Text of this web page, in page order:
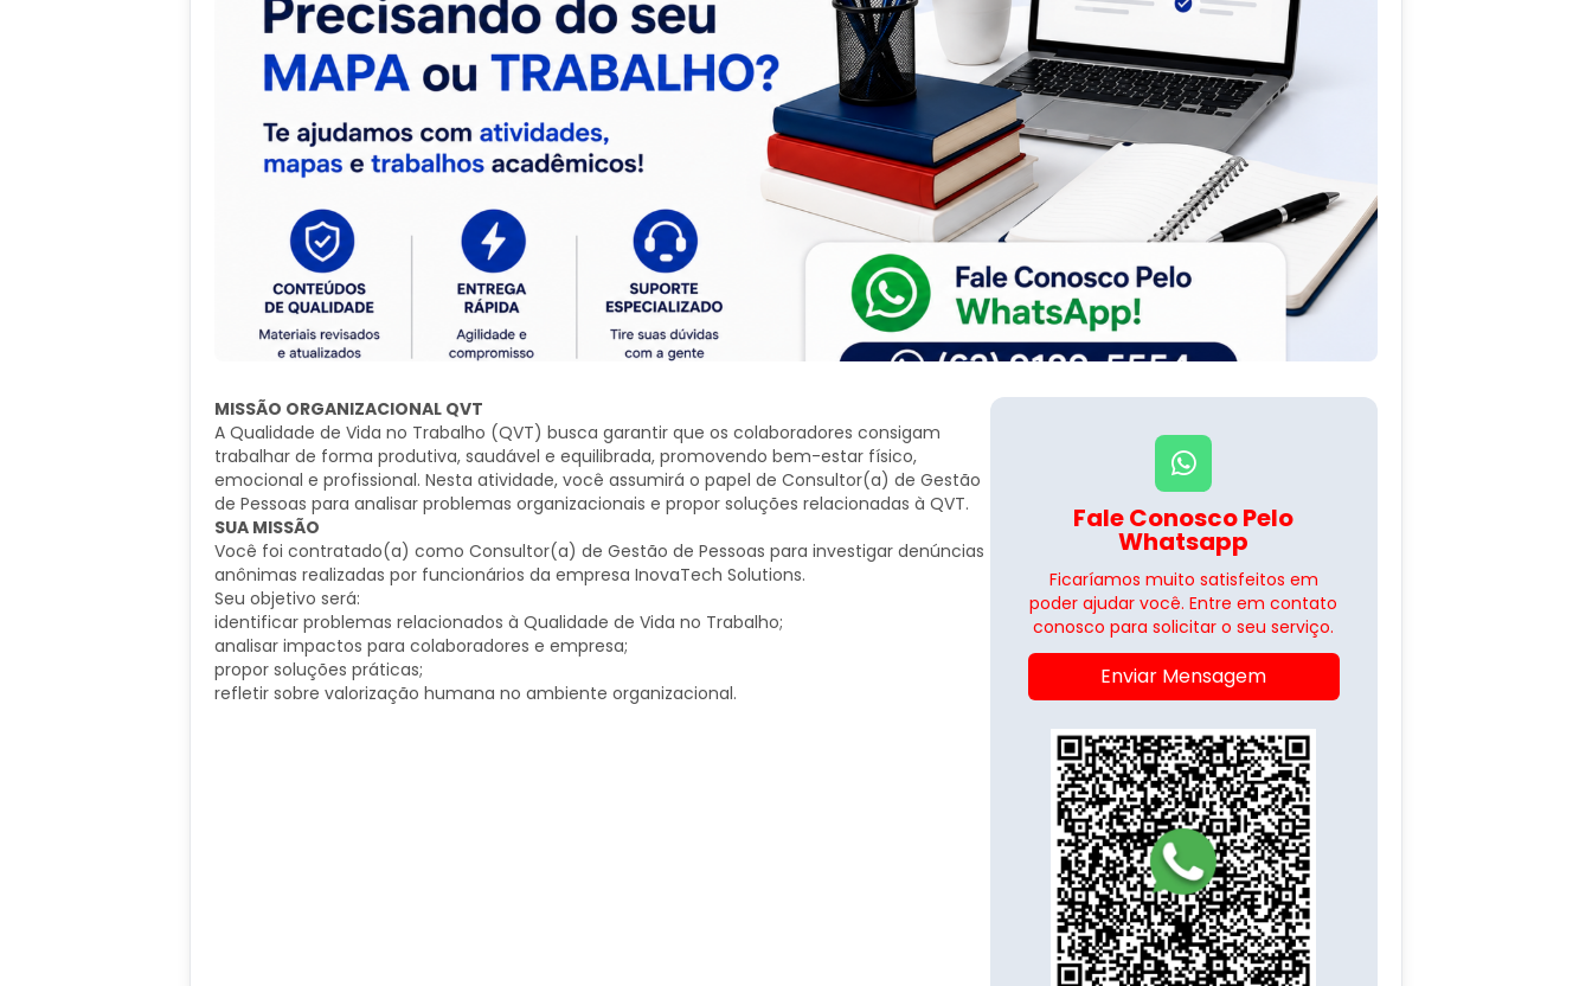
MISSÃO ORGANIZACIONAL QVT
A Qualidade de Vida no Trabalho (QVT) busca garantir que os colaboradores consigam
trabalhar de forma produtiva, saudável e equilibrada, promovendo bem-estar físico,
emocional e profissional. Nesta atividade, você assumirá o papel de Consultor(a) de Gestão
de Pessoas para analisar problemas organizacionais e propor soluções relacionadas à QVT.
SUA MISSÃO
Você foi contratado(a) como Consultor(a) de Gestão de Pessoas para investigar denúncias
anônimas realizadas por funcionários da empresa InovaTech Solutions.
Seu objetivo será:
identificar problemas relacionados à Qualidade de Vida no Trabalho;
analisar impactos para colaboradores e empresa;
propor soluções práticas;
refletir sobre valorização humana no ambiente organizacional.
Fale Conosco Pelo
Whatsapp
Ficaríamos muito satisfeitos em
poder ajudar você. Entre em contato
conosco para solicitar o seu serviço.
Enviar Mensagem